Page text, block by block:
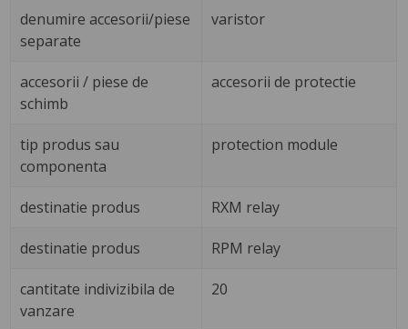
denumire accesorii/piese
separate
varistor
accesorii / piese de
schimb
accesorii de protectie
tip produs sau
componenta
protection module
destinatie produs RXM relay
destinatie produs RPM relay
cantitate indivizibila de
vanzare
20